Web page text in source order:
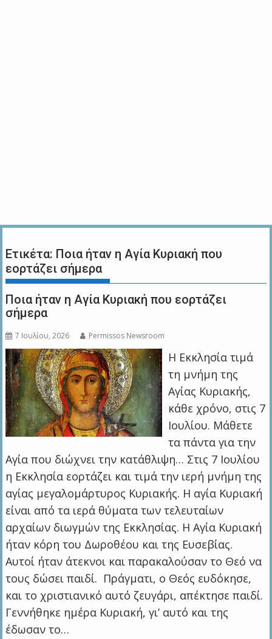
Ετικέτα: Ποια ήταν η Αγία Κυριακή που
εορτάζει σήμερα
Ποια ήταν η Αγία Κυριακή που εορτάζει
σήμερα
7 Ιουλίου, 2026 Permissos Newsroom
Η Εκκλησία τιμά
τη μνήμη της
Αγίας Κυριακής,
κάθε χρόνο, στις 7
Ιουλίου. Μάθετε
τα πάντα για την
Αγία που διώχνει την κατάθλιψη… Στις 7 Ιουλίου
η Εκκλησία εορτάζει και τιμά την ιερή μνήμη της
αγίας μεγαλομάρτυρος Κυριακής. Η αγία Κυριακή
είναι από τα ιερά θύματα των τελευταίων
αρχαίων διωγμών της Εκκλησίας. Η Αγία Κυριακή
ήταν κόρη του Δωροθέου και της Ευσεβίας.
Αυτοί ήταν άτεκνοι και παρακαλούσαν το Θεό να
τους δώσει παιδί. Πράγματι, ο Θεός ευδόκησε,
και το χριστιανικό αυτό ζευγάρι, απέκτησε παιδί.
Γεννήθηκε ημέρα Κυριακή, γι’ αυτό και της
έδωσαν το…